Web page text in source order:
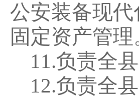
公安装备现
固定资产管理
11.负责全
12.负责全